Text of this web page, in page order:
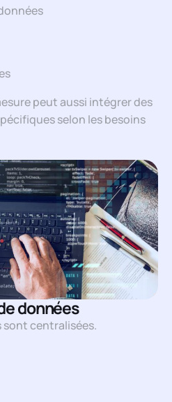
peut aussi intégrer des
selon les besoins
données
centralisées.